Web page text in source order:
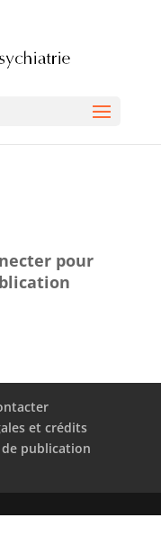
pour
et crédits
de publication